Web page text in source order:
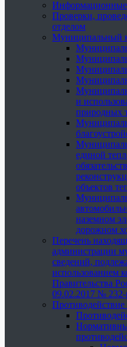
Проверки,
отделом
Муниципальный
и
природных
единой
объектов
наземном
дорожном
Перечень
администрации
сведений,
использованием
Правительства
09.02.2017 №